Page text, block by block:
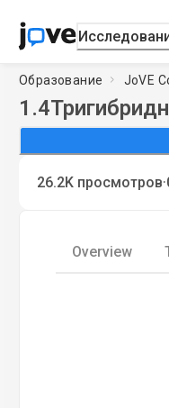
Образование JoVE
1.4
26.2K просмотров·
Overview